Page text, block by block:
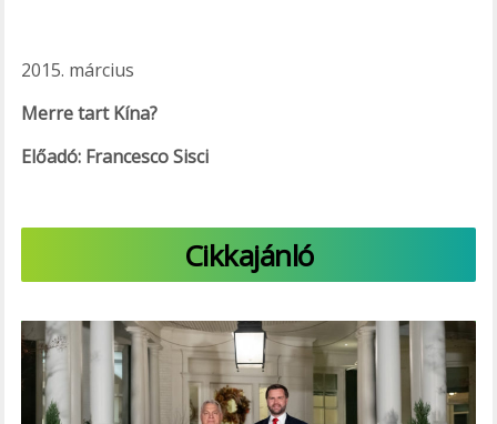
2015. március
Merre tart Kína?
Előadó: Francesco Sisci
Cikkajánló